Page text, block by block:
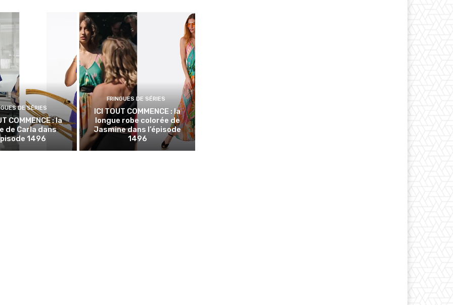
DE SÉRIES
COMMENCE : la
de Carla dans
1496
FRINGUES DE SÉRIES
ICI TOUT COMMENCE : la
longue robe colorée de
Jasmine dans l’épisode
1496